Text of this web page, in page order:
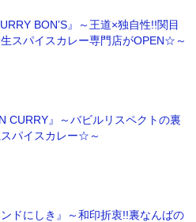
BON’S』～王道×独自性!!関目
スパイスカレー専門店がOPEN☆～
CURRY』～バビルリスペクトの裏
パイスカレー☆～
ドにしき』～和印折衷!!裏なんばの